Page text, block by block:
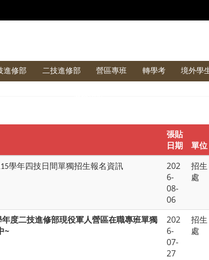
進修部 二技進修部 營區專班 轉學考 境外學
張貼
日期
單位
學年四技日間單獨招生報名資訊
202
6-
08-
06
招生
處
年度二技進修部現役軍人營區在職專班單獨
~
202
6-
07-
27
招生
處